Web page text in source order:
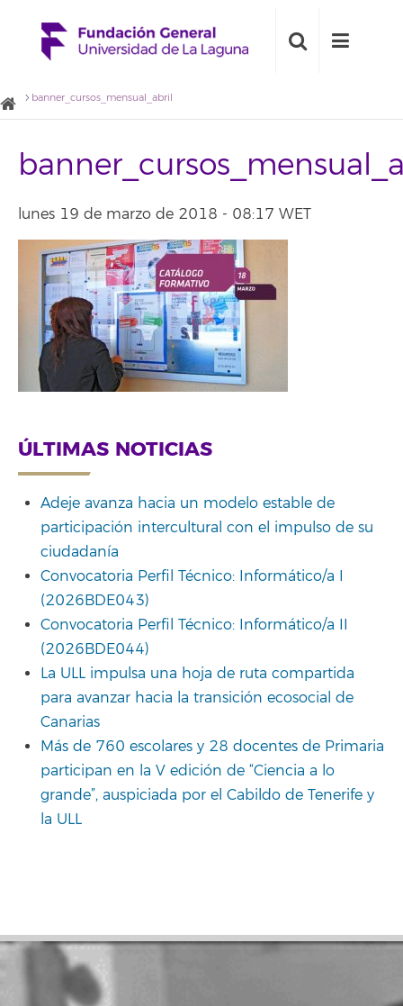
banner_cursos_mensual_abril
lunes 19 de marzo de 2018 - 08:17 WET
ÚLTIMAS NOTICIAS
Adeje avanza hacia un modelo estable de
participación intercultural con el impulso de su
ciudadanía
Convocatoria Perfil Técnico: Informático/a I
(2026BDE043)
Convocatoria Perfil Técnico: Informático/a II
(2026BDE044)
La ULL impulsa una hoja de ruta compartida
para avanzar hacia la transición ecosocial de
Canarias
Más de 760 escolares y 28 docentes de Primaria
participan en la V edición de “Ciencia a lo
grande”, auspiciada por el Cabildo de Tenerife y
la ULL